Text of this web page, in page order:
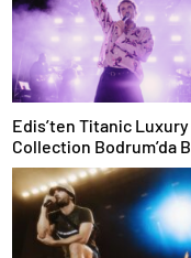
Edis’ten Titanic Luxury
Collection Bodrum’da Bayram
Gecesine Damga Vuran
Performans